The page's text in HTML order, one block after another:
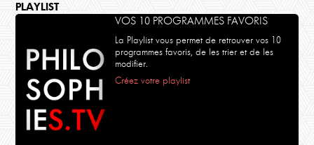
PLAYLIST
VOS 10 PROGRAMMES FAVORIS
La Playlist vous permet de retrouver vos 10
programmes favoris, de les trier et de les
modifier.
Créez votre playlist